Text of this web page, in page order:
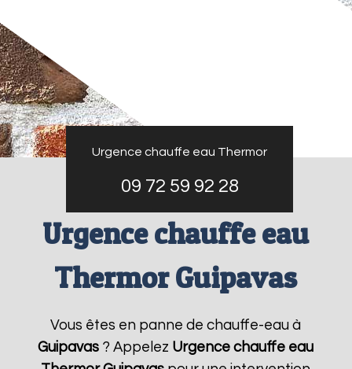
Urgence chauffe eau Thermor
09 72 59 92 28
Urgence chauffe eau
Thermor Guipavas
Vous êtes en panne de chauffe-eau à
Guipavas ? Appelez Urgence chauffe eau